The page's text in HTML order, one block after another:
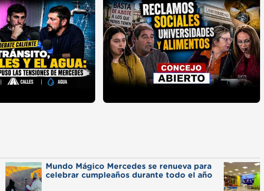
Mundo Mágico Mercedes se renueva para
celebrar cumpleaños durante todo el año